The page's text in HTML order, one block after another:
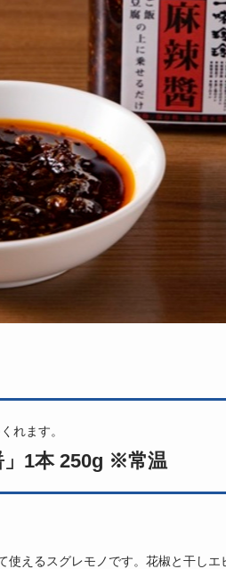
れます。
」1本 250g ※常温
使えるスグレモノです。花椒と干し